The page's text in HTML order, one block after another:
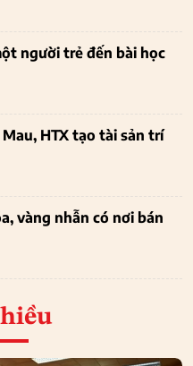
người trẻ đến bài học
HTX tạo tài sản trí
vàng nhẫn có nơi bán